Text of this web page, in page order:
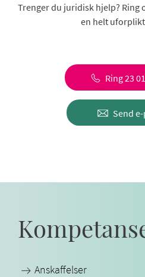
Trenger du juridisk hjelp? Ring
en helt
Ring 23
Send
Anskaffelser